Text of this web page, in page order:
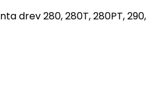
drev 280, 280T, 280PT, 290,